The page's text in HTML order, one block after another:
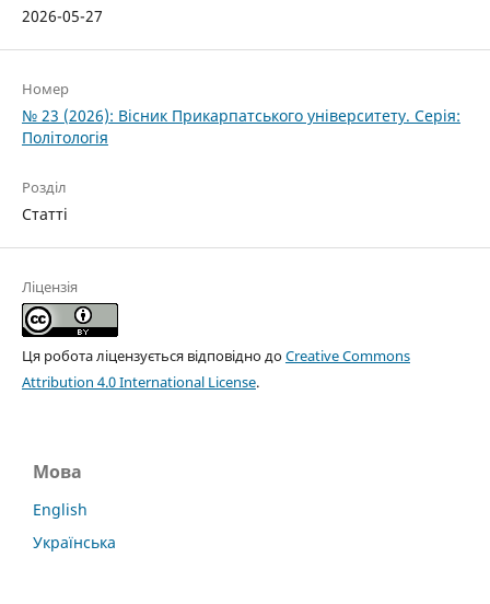
2026-05-27
Номер
№ 23 (2026): Вісник Прикарпатського університету. Серія:
Політологія
Розділ
Статті
Ліцензія
Ця робота ліцензується відповідно доCreative Commons
Attribution 4.0 International License.
Мова
English
Українська